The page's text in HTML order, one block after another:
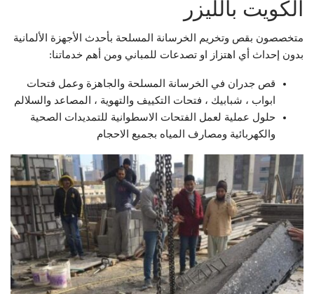
الكويت بالليزر
متخصصون بقص وتخريم الخرسانة المسلحة بأحدث الأجهزة الألمانية
بدون إحداث أي اهتزاز او تصدعات للمباني ومن أهم خدماتنا:
قص جدران في الخرسانة المسلحة والجاهزة وعمل فتحات
ابواب ، شبابيك ، فتحات التكييف والتهوية ، المصاعد والسلالم
حلول عملية لعمل الفتحات الاسطوانية للتمديدات الصحية
والكهربائية ومصارف المياه بجميع الاحجام